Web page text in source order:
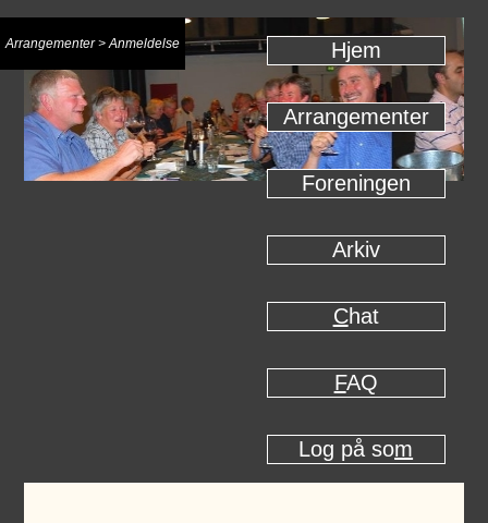
Arrangementer > Anmeldelse Hjem
Arrangementer
Foreningen
Arkiv
Chat
FAQ
Log på som